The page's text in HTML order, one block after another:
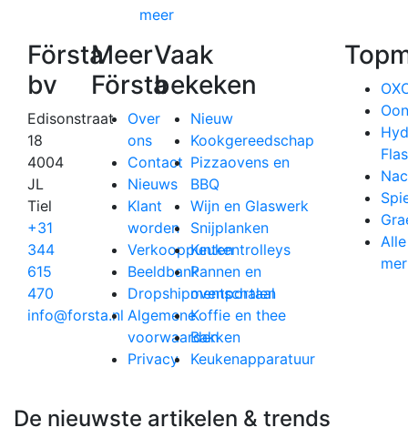
meer
Första
bv
Edisonstraat
18
4004
JL
Tiel
+31
344
615
470
info@forsta.nl
Meer
Första
Over
ons
Contact
Nieuws
Klant
worden
Verkooppunten
Beeldbank
Dropshipmentportaal
Algemene
voorwaarden
Privacy
Vaak
bekeken
Nieuw
Kookgereedschap
Pizzaovens en
BBQ
Wijn en Glaswerk
Snijplanken
Keukentrolleys
Pannen en
ovenschalen
Koffie en thee
Bakken
Keukenapparatuur
Alle
De nieuwste artikelen & trends